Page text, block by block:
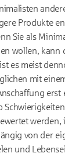
Produkte
Sie als
wollen, kann
es meist
mit
erst
werden,
von der
und